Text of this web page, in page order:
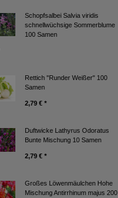
Schopfsalbei Salvia viridis
schnellwüchsige Sommerblume
100 Samen
Rettich "Runder Weißer" 100
Samen
2,79 € *
Duftwicke Lathyrus Odoratus
Bunte Mischung 10 Samen
2,79 € *
Großes Löwenmäulchen Hohe
Mischung Antirrhinum majus 200